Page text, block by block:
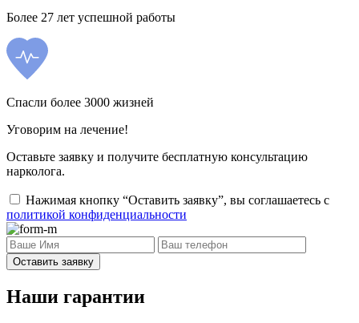
Более 27 лет успешной работы
Спасли более 3000 жизней
Уговорим на лечение!
Оставьте заявку и получите бесплатную консультацию
нарколога.
Нажимая кнопку “Оставить заявку”, вы соглашаетесь с
политикой конфиденциальности
Оставить заявку
Наши гарантии